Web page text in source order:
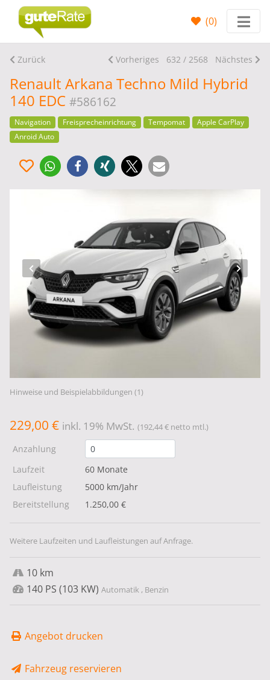
(0)
Zurück Vorheriges 632 / 2568 Nächstes
Renault Arkana Techno Mild Hybrid
140 EDC #586162
Navigation Freisprecheinrichtung Tempomat
Apple CarPlay
Anroid Auto
Hinweise und Beispielabbildungen (1)
229,00 € inkl. 19% MwSt. (192,44 € netto mtl.)
Anzahlung
Laufzeit
60 Monate
Laufleistung
5000 km/Jahr
Bereitstellung
1.250,00 €
Weitere Laufzeiten und Laufleistungen auf Anfrage.
10 km
140 PS (103 KW) Automatik , Benzin
Angebot drucken
Fahrzeug reservieren